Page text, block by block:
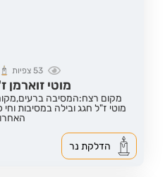
53צפיות
מוטי זוארמן
מקום רצח:המסיבה ברעים,
מוטי ז"ל חגג ובילה במסיבות
הדלקת נר